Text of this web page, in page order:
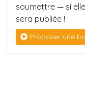
soumettre — si
sera publiée !
Proposer une